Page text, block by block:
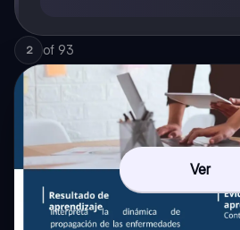
2 of 93
Ver